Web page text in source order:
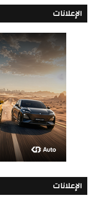
الإعلانات
الإعلانات